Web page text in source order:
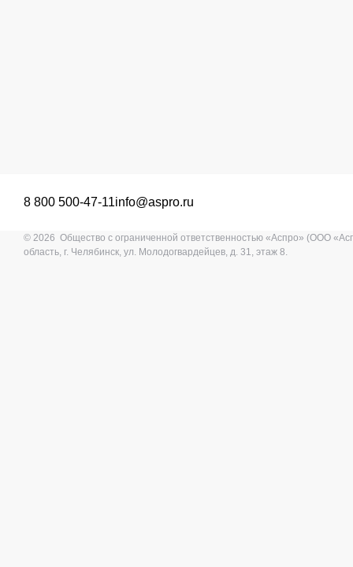
8 800 500-47-11info@aspro.ru
© 2026 Общество с ограниченной ответственностью «Аспро» (ООО
область, г. Челябинск, ул. Молодогвардейцев, д. 31, этаж 8.